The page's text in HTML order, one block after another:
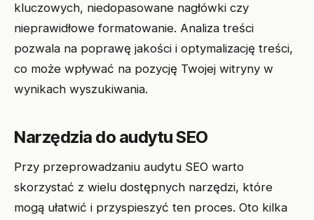
kluczowych, niedopasowane nagłówki czy
nieprawidłowe formatowanie. Analiza treści
pozwala na poprawę jakości i optymalizację treści,
co może wpływać na pozycję Twojej witryny w
wynikach wyszukiwania.
Narzędzia do audytu SEO
Przy przeprowadzaniu audytu SEO warto
skorzystać z wielu dostępnych narzędzi, które
mogą ułatwić i przyspieszyć ten proces. Oto kilka